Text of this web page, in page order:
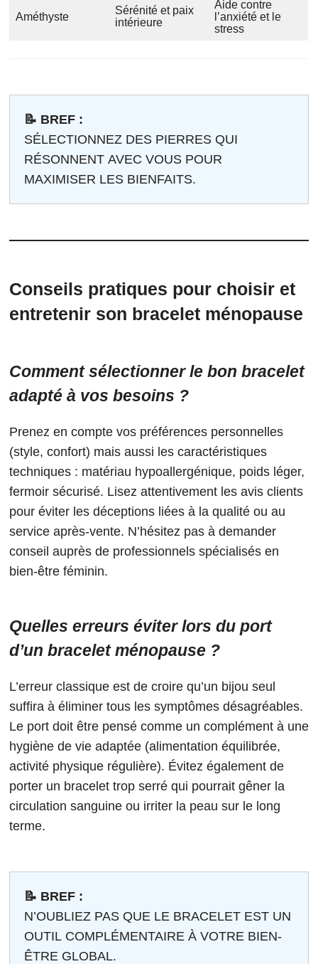
Améthyste
Sérénité et paix
intérieure
Aide contre
l’anxiété et le
stress
📝 BREF :
SÉLECTIONNEZ DES PIERRES QUI
RÉSONNENT AVEC VOUS POUR
MAXIMISER LES BIENFAITS.
Conseils pratiques pour choisir et
entretenir son bracelet ménopause
Comment sélectionner le bon bracelet
adapté à vos besoins ?
Prenez en compte vos préférences personnelles
(style, confort) mais aussi les caractéristiques
techniques : matériau hypoallergénique, poids léger,
fermoir sécurisé. Lisez attentivement les avis clients
pour éviter les déceptions liées à la qualité ou au
service après-vente. N’hésitez pas à demander
conseil auprès de professionnels spécialisés en
bien-être féminin.
Quelles erreurs éviter lors du port
d’un bracelet ménopause ?
L’erreur classique est de croire qu’un bijou seul
suffira à éliminer tous les symptômes désagréables.
Le port doit être pensé comme un complément à une
hygiène de vie adaptée (alimentation équilibrée,
activité physique régulière). Évitez également de
porter un bracelet trop serré qui pourrait gêner la
circulation sanguine ou irriter la peau sur le long
terme.
📝 BREF :
N’OUBLIEZ PAS QUE LE BRACELET EST UN
OUTIL COMPLÉMENTAIRE À VOTRE BIEN-
ÊTRE GLOBAL.